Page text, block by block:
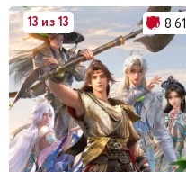
13 из 13 8.61